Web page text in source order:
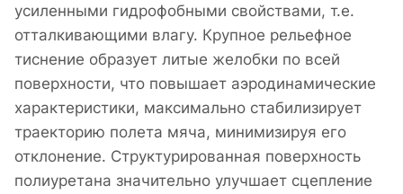
усиленными гидрофобными свойствами, т.е.
отталкивающими влагу. Крупное рельефное
тиснение образует литые желобки по всей
поверхности, что повышает аэродинамические
характеристики, максимально стабилизирует
траекторию полета мяча, минимизируя его
отклонение. Структурированная поверхность
полиуретана значительно улучшает сцепление